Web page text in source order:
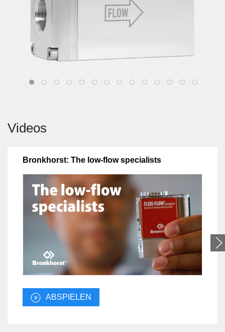
Videos
Bronkhorst: The low-flow specialists
ABSPIELEN